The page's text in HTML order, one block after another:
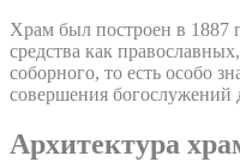
Храм был построен в 1887
средства как
соборного, то есть особо
совершения богослужений
Архитектура